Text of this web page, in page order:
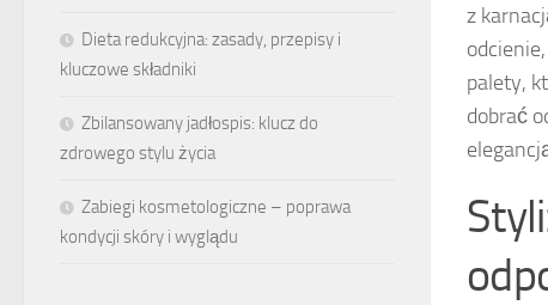
z
palety,
dobrać
Dieta redukcyjna: zasady, przepisy i
kluczowe składniki
Zbilansowany jadłospis: klucz do
zdrowego stylu życia
Zabiegi kosmetologiczne – poprawa
kondycji skóry i wyglądu